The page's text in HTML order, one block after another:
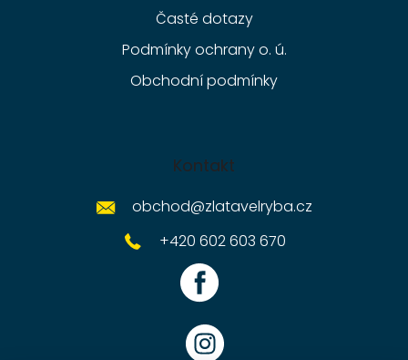
Časté dotazy
Podmínky ochrany o. ú.
Obchodní podmínky
Kontakt
obchod@zlatavelryba.cz
+420 602 603 670